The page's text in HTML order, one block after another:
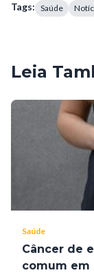
Tags: Saúde
Leia
Saúde
Câncer de
comum em